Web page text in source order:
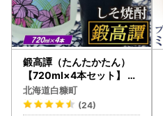
鍛高譚（たんたかたん）
【720ml×4本セット】 焼
酎_I010-0001
北海道白糠町
(24)